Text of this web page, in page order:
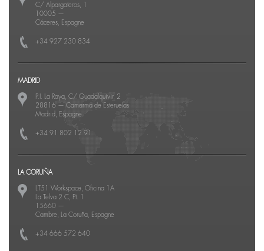
C/ Alpargateros, 1
10005 —
Cáceres, Espagne
+34 927 230 834
MADRID
P.I. La Raya, C/ Guadalquivir, 2
28816 — Camarma de Esteruelas
Madrid, Espagne
+34 91 802 12 91
LA CORUÑA
LT51 Workspace, Oficina 1A
La Telva 2 C, Pt. 1
15660 —
Cambre, La Coruña, Espagne
+34 666 572 640